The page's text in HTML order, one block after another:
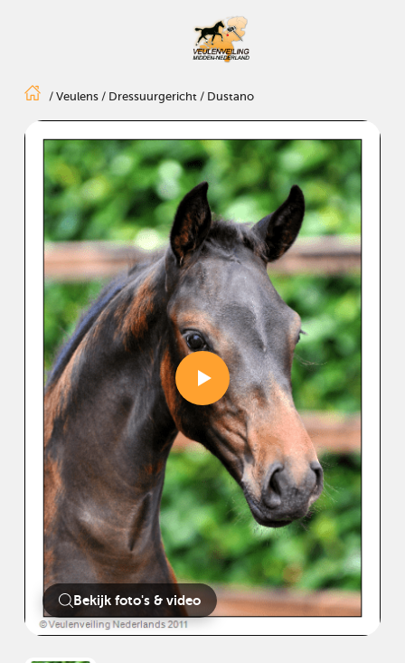
/ Veulens/ Dressuurgericht/ Dustano
Bekijk foto's & video